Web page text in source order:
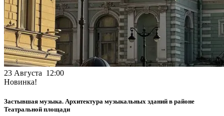
23 Августа 12:00
Новинка!
Застывшая музыка. Архитектура музыкальных зданий в районе
Театральной площади